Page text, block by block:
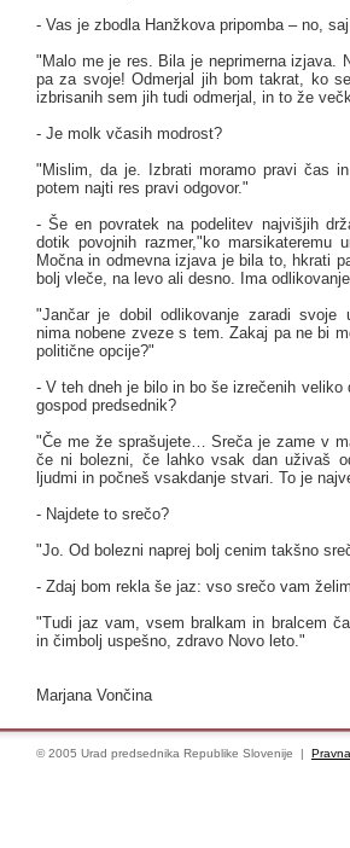
- Vas je zbodla Hanžkova pripomba – no,
"Malo me je res. Bila je neprimerna izjava.
pa za svoje! Odmerjal jih bom takrat, ko
izbrisanih sem jih tudi odmerjal, in to že
- Je molk včasih modrost?
"Mislim, da je. Izbrati moramo pravi čas
potem najti res pravi odgovor."
- Še en povratek na podelitev najvišjih
dotik povojnih razmer,"ko marsikateremu
Močna in odmevna izjava je bila to, hkrati
bolj vleče, na levo ali desno. Ima
"Jančar je dobil odlikovanje zaradi svoje
nima nobene zveze s tem. Zakaj pa ne bi
politične opcije?"
- V teh dneh je bilo in bo še izrečenih
gospod predsednik?
"Če me že sprašujete… Sreča je zame v
če ni bolezni, če lahko vsak dan uživaš
ljudmi in počneš vsakdanje stvari. To je
- Najdete to srečo?
"Jo. Od bolezni naprej bolj cenim takšno
- Zdaj bom rekla še jaz: vso srečo vam
"Tudi jaz vam, vsem bralkam in bralcem
in čimbolj uspešno, zdravo Novo leto."
Marjana Vončina
© 2005 Urad predsednika Republike Slovenije |